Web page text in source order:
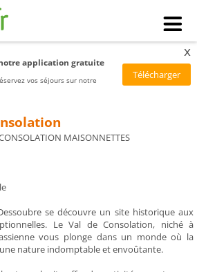
application gratuite
vos séjours sur notre
x
MAISONNETTES
se découvre un site historique aux
Le Val de Consolation, niché à
vous plonge dans un monde où la
nature indomptable et envoûtante.